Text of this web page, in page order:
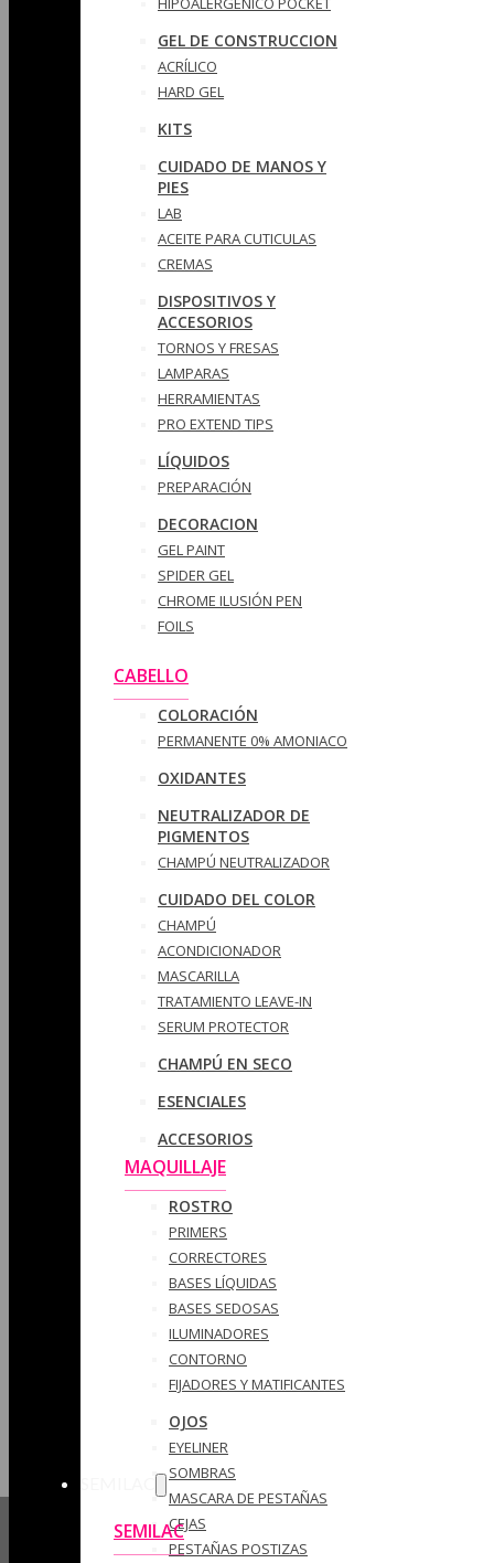
GEL DE CONSTRUCCION
ACRÍLICO
HARD GEL
KITS
CUIDADO DE MANOS Y
PIES
LAB
ACEITE PARA CUTICULAS
CREMAS
DISPOSITIVOS Y
ACCESORIOS
TORNOS Y FRESAS
LAMPARAS
HERRAMIENTAS
PRO EXTEND TIPS
LÍQUIDOS
PREPARACIÓN
DECORACION
GEL PAINT
SPIDER GEL
CHROME ILUSIÓN PEN
FOILS
CABELLO
COLORACIÓN
PERMANENTE 0% AMONIACO
OXIDANTES
NEUTRALIZADOR DE
PIGMENTOS
CHAMPÚ NEUTRALIZADOR
CUIDADO DEL COLOR
CHAMPÚ
ACONDICIONADOR
MASCARILLA
TRATAMIENTO LEAVE-IN
SERUM PROTECTOR
CHAMPÚ EN SECO
ESENCIALES
ACCESORIOS
MAQUILLAJE
ROSTRO
PRIMERS
CORRECTORES
BASES LÍQUIDAS
BASES SEDOSAS
ILUMINADORES
CONTORNO
FIJADORES Y MATIFICANTES
OJOS
EYELINER
SOMBRAS
MASCARA DE PESTAÑAS
CEJAS
PESTAÑAS POSTIZAS
SEMILAC